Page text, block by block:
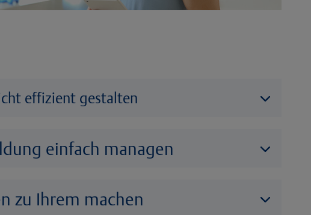
effizient gestalten
einfach managen
zu Ihrem machen